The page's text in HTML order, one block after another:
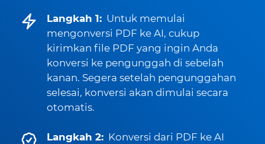
Langkah 1: Untuk memulai
mengonversi PDF ke AI, cukup
kirimkan file PDF yang ingin Anda
konversi ke pengunggah di sebelah
kanan. Segera setelah pengunggahan
selesai, konversi akan dimulai secara
otomatis.
Langkah 2: Konversi dari PDF ke AI